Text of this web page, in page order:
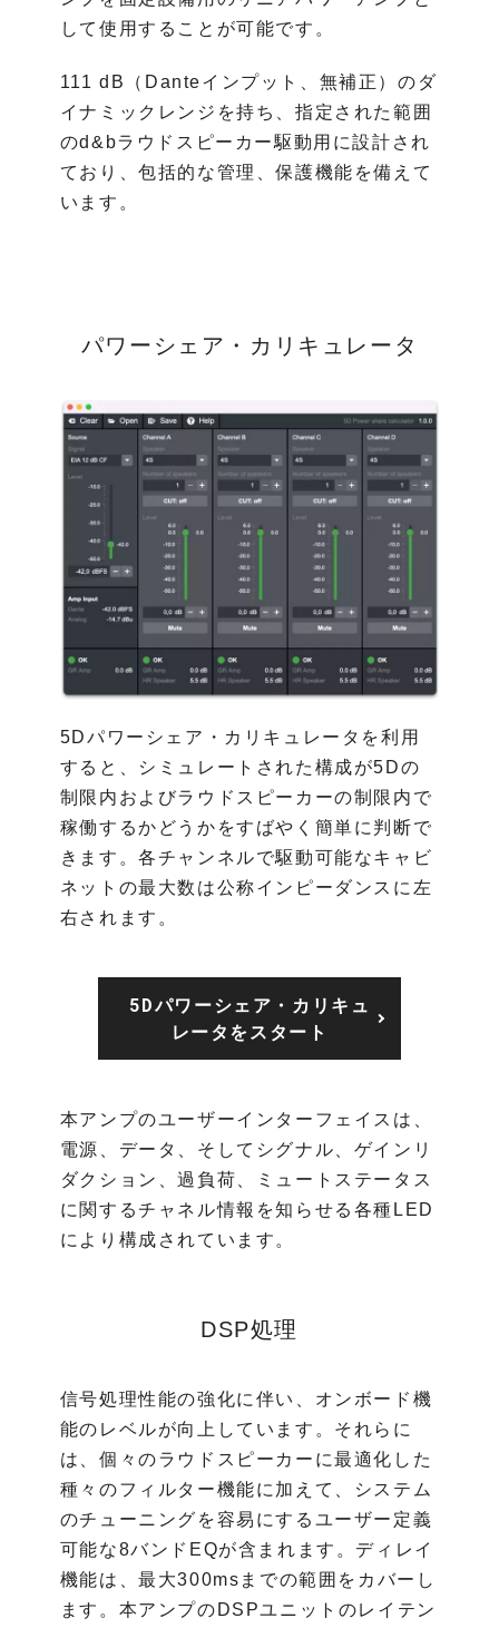
して使用することが可能です。
111 dB（Danteインプット、無補正）のダ
イナミックレンジを持ち、指定された範囲
のd&bラウドスピーカー駆動用に設計され
ており、包括的な管理、保護機能を備えて
います。
パワーシェア・カリキュレータ
5Dパワーシェア・カリキュレータを利用
すると、シミュレートされた構成が5Dの
制限内およびラウドスピーカーの制限内で
稼働するかどうかをすばやく簡単に判断で
きます。各チャンネルで駆動可能なキャビ
ネットの最大数は公称インピーダンスに左
右されます。
5Dパワーシェア・カリキュ
レータをスタート
本アンプのユーザーインターフェイスは、
電源、データ、そしてシグナル、ゲインリ
ダクション、過負荷、ミュートステータス
に関するチャネル情報を知らせる各種LED
により構成されています。
DSP処理
信号処理性能の強化に伴い、オンボード機
能のレベルが向上しています。それらに
は、個々のラウドスピーカーに最適化した
種々のフィルター機能に加えて、システム
のチューニングを容易にするユーザー定義
可能な8バンドEQが含まれます。ディレイ
機能は、最大300msまでの範囲をカバーし
ます。本アンプのDSPユニットのレイテン